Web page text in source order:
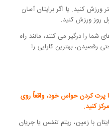
دقیقه یا بیشتر ورزش کنید. یا اگر برایتان آسان
را درگیر می کنند، مانند راه
رقصیدن، بهترین کارایی را
پرت کردن حواس خود، واقعاً روی
کنید.
با زمین، ریتم تنفس یا جریان